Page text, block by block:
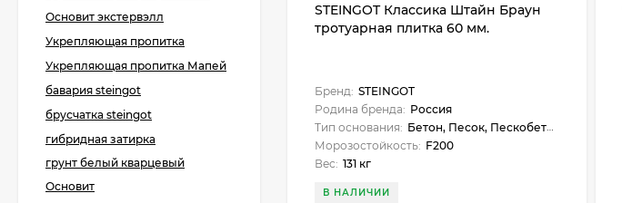
STEINGOT Классика Штайн Браун
тротуарная плитка 60 мм.
Бренд: STEINGOT
Родина бренда: Россия
Тип основания: Бетон, Песок, Пескобетон
Морозостойкость: F200
Вес: 131 кг
В НАЛИЧИИ
фиброволокна для
затирки
300 ₽
210 ₽
Основит экстервэлл
Укрепляющая пропитка
Укрепляющая пропитка Мапей
бавария steingot
брусчатка steingot
гибридная затирка
грунт белый кварцевый
Основит